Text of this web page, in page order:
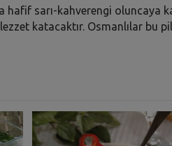
hafif sarı-kahverengi oluncaya
katacaktır. Osmanlılar bu